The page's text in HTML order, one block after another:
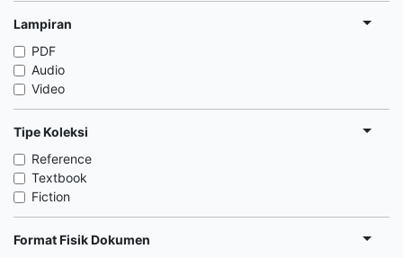
Lampiran
PDF
Audio
Video
Tipe Koleksi
Reference
Textbook
Fiction
Format Fisik Dokumen